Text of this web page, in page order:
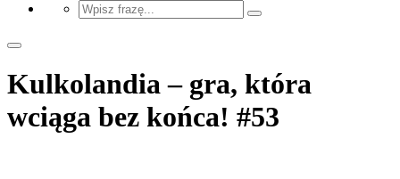
Kulkolandia – gra, która
wciąga bez końca! #53